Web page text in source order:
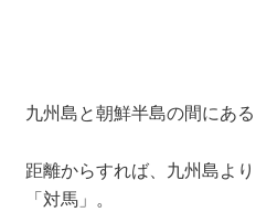
九州島と朝鮮半島の間にある
距離からすれば、九州島よ
「対馬」。